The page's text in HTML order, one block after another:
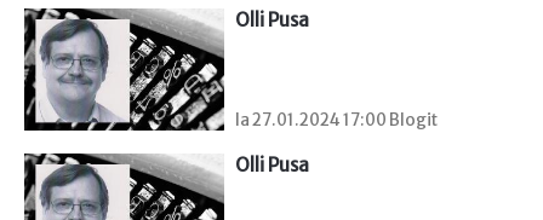
Olli Pusa
la 27.01.2024 17:00 Blogit
Olli Pusa